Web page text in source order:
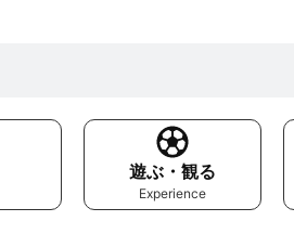
遊ぶ・観る
Experience